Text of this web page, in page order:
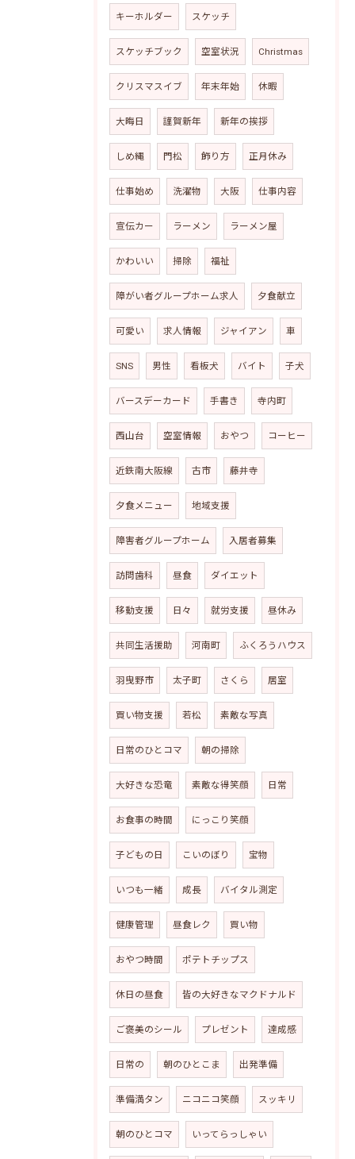
キーホルダー スケッチ
スケッチブック 空室状況 Christmas
クリスマスイブ 年末年始 休暇
大晦日 謹賀新年 新年の挨拶
しめ縄 門松 飾り方 正月休み
仕事始め 洗濯物 大阪 仕事内容
宣伝カー ラーメン ラーメン屋
かわいい 掃除 福祉
障がい者グループホーム求人 夕食献立
可愛い 求人情報 ジャイアン 車
SNS 男性 看板犬 バイト 子犬
バースデーカード 手書き 寺内町
西山台 空室情報 おやつ コーヒー
近鉄南大阪線 古市 藤井寺
夕食メニュー 地域支援
障害者グループホーム 入居者募集
訪問歯科 昼食 ダイエット
移動支援 日々 就労支援 昼休み
共同生活援助 河南町 ふくろうハウス
羽曳野市 太子町 さくら 居室
買い物支援 若松 素敵な写真
日常のひとコマ 朝の掃除
大好きな恐竜 素敵な得笑顔 日常
お食事の時間 にっこり笑顔
子どもの日 こいのぼり 宝物
いつも一緒 成長 バイタル測定
健康管理 昼食レク 買い物
おやつ時間 ポテトチップス
休日の昼食 皆の大好きなマクドナルド
ご褒美のシール プレゼント 達成感
日常の 朝のひとこま 出発準備
準備満タン ニコニコ笑顔 スッキリ
朝のひとコマ いってらっしゃい